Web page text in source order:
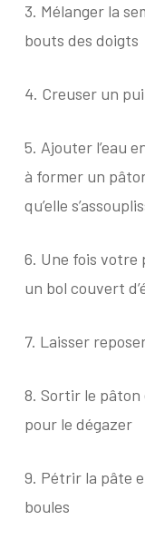
3. Mélanger la
bouts des doigts
4. Creuser un
5. Ajouter l’eau
à former un
qu’elle
6. Une fois votre
un bol couvert
7. Laisser
8. Sortir le pâton
pour le dégazer
9. Pétrir la pâte
boules